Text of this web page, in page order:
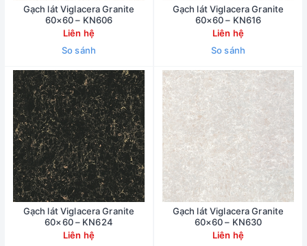
Gạch lát Viglacera Granite
60×60 – KN606
Liên hệ
So sánh
Gạch lát Viglacera Granite
60×60 – KN616
Liên hệ
So sánh
Gạch lát Viglacera Granite
60×60 – KN624
Liên hệ
Gạch lát Viglacera Granite
60×60 – KN630
Liên hệ